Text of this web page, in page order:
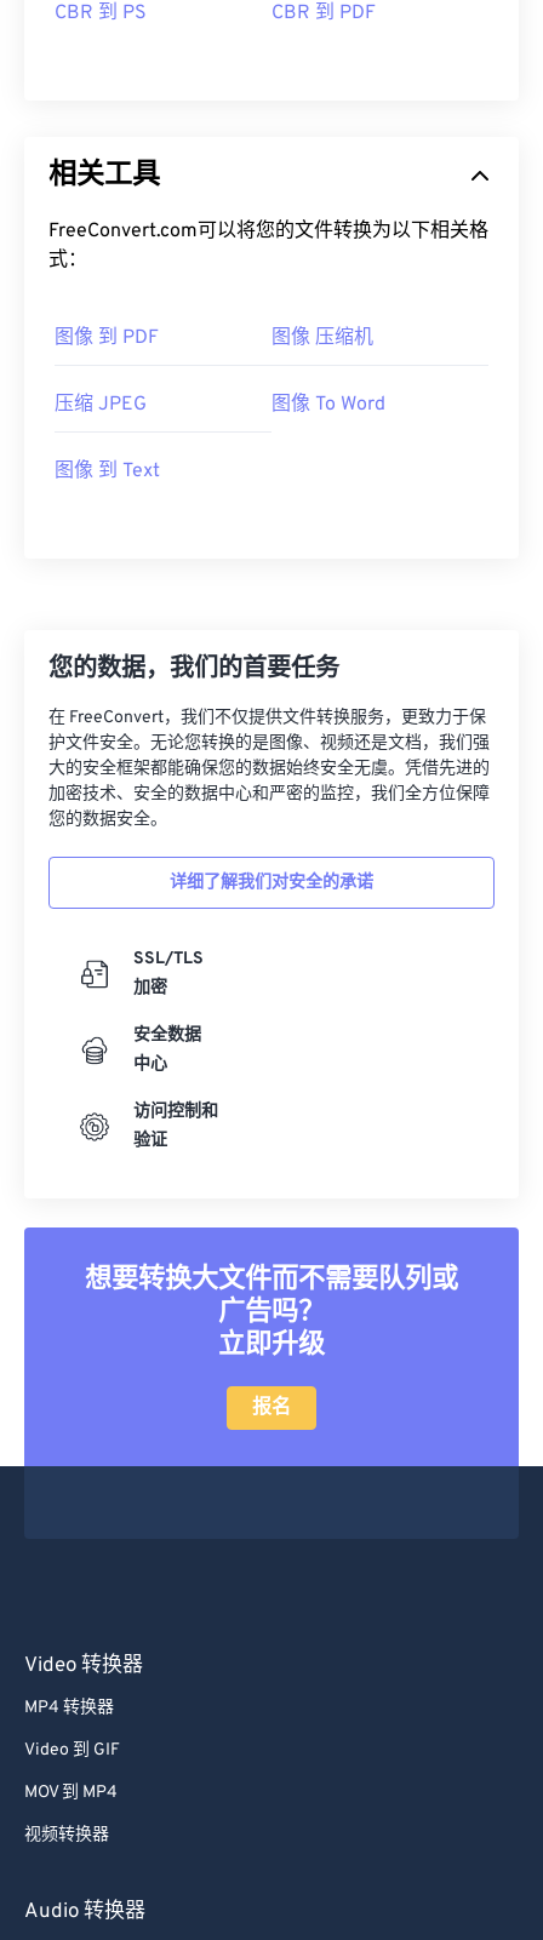
CBR 到 PS CBR 到 PDF
相关工具
FreeConvert.com可以将您的文件转换为以下相关格
式：
图像 到 PDF 图像 压缩机
压缩 JPEG 图像 To Word
图像 到 Text
您的数据，我们的首要任务
在 FreeConvert，我们不仅提供文件转换服务，更致力于保
护文件安全。无论您转换的是图像、视频还是文档，我们强
大的安全框架都能确保您的数据始终安全无虞。凭借先进的
加密技术、安全的数据中心和严密的监控，我们全方位保障
您的数据安全。
详细了解我们对安全的承诺
SSL/TLS
加密
安全数据
中心
访问控制和
验证
想要转换大文件而不需要队列或
广告吗？
立即升级
报名
Video 转换器
MP4 转换器
Video 到 GIF
MOV 到 MP4
视频转换器
Audio 转换器